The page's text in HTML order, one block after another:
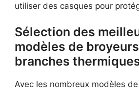
utiliser des casques pour
Sélection des
modèles de
branches
Avec les nombreux modèles